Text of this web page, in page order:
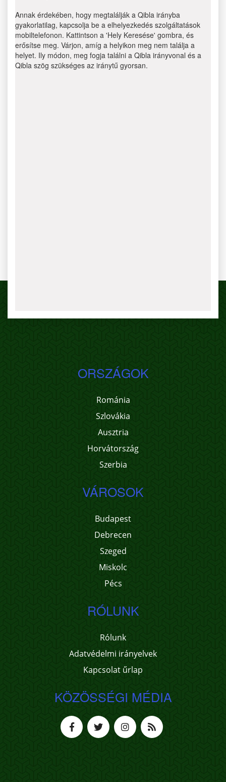
Annak érdekében, hogy megtalálják a Qibla irányba
gyakorlatilag, kapcsolja be a elhelyezkedés szolgáltatások
mobiltelefonon. Kattintson a 'Hely Keresése' gombra, és
erősítse meg. Várjon, amíg a helyikon meg nem találja a
helyet. Ily módon, meg fogja találni a Qibla irányvonal és a
Qibla szög szükséges az iránytű gyorsan.
ORSZÁGOK
Románia
Szlovákia
Ausztria
Horvátország
Szerbia
VÁROSOK
Budapest
Debrecen
Szeged
Miskolc
Pécs
RÓLUNK
Rólunk
Adatvédelmi irányelvek
Kapcsolat űrlap
KÖZÖSSÉGI MÉDIA